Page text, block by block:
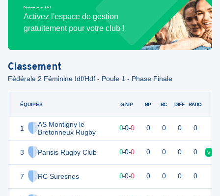
Bénévole de ce club ?
Activez l'espace de gestion
gratuitement pour votre club !
Classement
Fédérale 2 Féminine Idf/Hdf - Poule 1 - Phase Finale
ÉQUIPES
1
AS Montigny le
Bretonneux Rugby
3 Parisis Rugby Club
7 RC Suresnes
G-N-P BP BC DIFF RATIO
0 0-0-0 0 0 0 0
0 0-0-0 0 0 0 0 V
0-0-0 0 0 0 0